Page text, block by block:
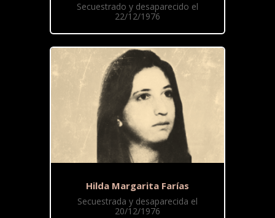
Secuestrado y desaparecido el
22/12/1976
Hilda Margarita Farías
Secuestrada y desaparecida el
20/12/1976